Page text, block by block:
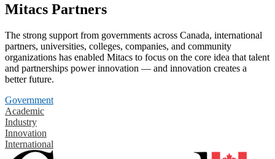
Mitacs Partners
The strong support from governments across Canada, international
partners, universities, colleges, companies, and community
organizations has enabled Mitacs to focus on the core idea that talent
and partnerships power innovation — and innovation creates a
better future.
Government
Academic
Industry
Innovation
International